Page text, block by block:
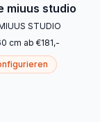
miuus studio
STUDIO
cm ab €181,-